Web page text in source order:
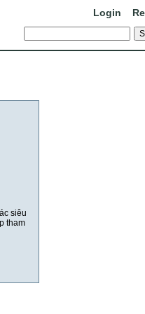
Login
siêu
tham